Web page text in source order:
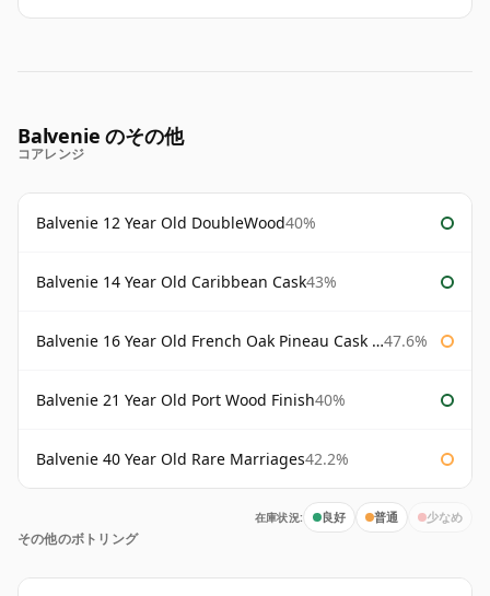
Balvenie のその他
コアレンジ
Balvenie 12 Year Old DoubleWood40%
Balvenie 14 Year Old Caribbean Cask43%
Balvenie 16 Year Old French Oak Pineau Cask Finish 47.6%
Balvenie 21 Year Old Port Wood Finish40%
Balvenie 40 Year Old Rare Marriages42.2%
在庫状況: 良好 普通 少なめ
その他のボトリング